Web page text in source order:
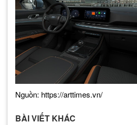
Nguồn: https://arttimes.vn/
BÀI VIẾT KHÁC